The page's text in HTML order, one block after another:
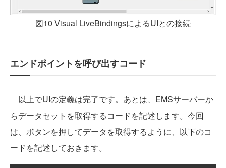
図10 Visual LiveBindingsによるUIとの接続
エンドポイントを呼び出すコード
以上でUIの定義は完了です。あとは、EMSサーバーか
らデータセットを取得するコードを記述します。今回
は、ボタンを押してデータを取得するように、以下のコ
ードを記述しておきます。